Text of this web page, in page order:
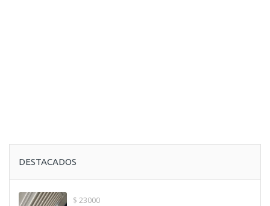
DESTACADOS
$ 23000